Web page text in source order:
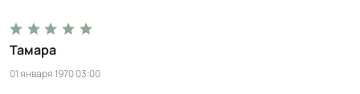
Тамара
01 января 1970 03:00